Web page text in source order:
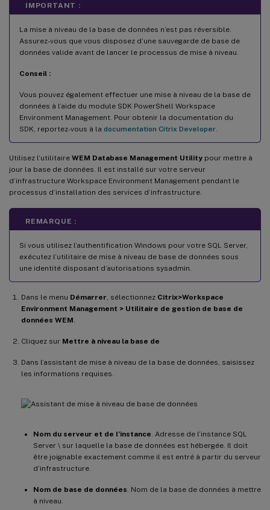
IMPORTANT :
La mise à niveau de la base de données n’est pas réversible.
Assurez-vous que vous disposez d’une sauvegarde de base de
données valide avant de lancer le processus de mise à niveau.
Conseil :
Vous pouvez également effectuer une mise à niveau de la base de
données à l’aide du module SDK PowerShell Workspace
Environment Management. Pour obtenir la documentation du
SDK, reportez-vous à la documentation Citrix Developer
Utilisez l’utilitaire WEM Database Management Utility pour mettre à
jour la base de données. Il est installé sur votre serveur
d’infrastructure Workspace Environment Management pendant le
processus d’installation des services d’infrastructure.
REMARQUE :
Si vous utilisez l’authentification Windows pour votre SQL Server,
exécutez l’utilitaire de mise à niveau de base de données sous
une identité disposant d’autorisations sysadmin.
Dans le menu Démarrer , sélectionnez Citrix>Workspace
Environment Management > Utilitaire de gestion de base de
données WEM
Cliquez sur Mettre à niveau la base de
Dans l’assistant de mise à niveau de la base de données, saisissez
les informations requises.
Nom du serveur et de l’instance . Adresse de l’instance SQL
Server \ sur laquelle la base de données est hébergée. Il doit
être joignable exactement comme il est entré à partir du serveur
d’infrastructure.
Nom de base de données . Nom de la base de données à mettre
à niveau.